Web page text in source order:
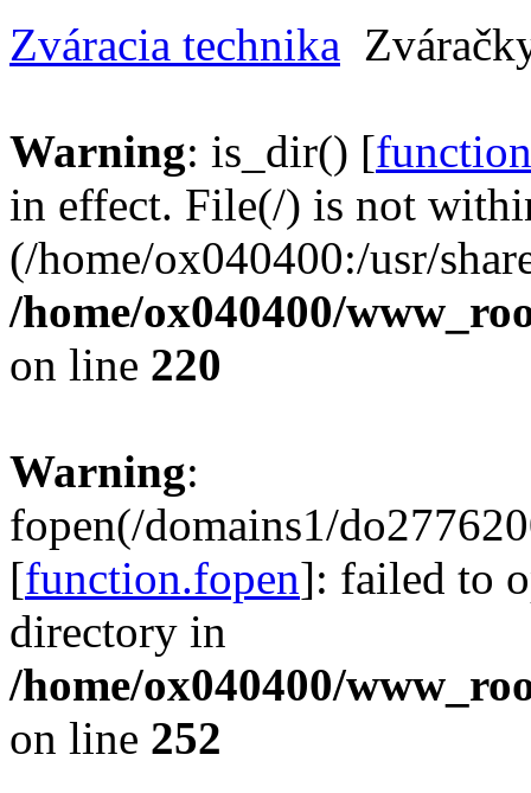
Zváracia technika
Warning: is_dir() [
in effect. File(/) is not
(/home/ox040400:/usr/
/home/ox040400/
on line 220
Warning:
fopen(/domains1/
[function.fopen]: failed to
directory in
/home/ox040400/
on line 252